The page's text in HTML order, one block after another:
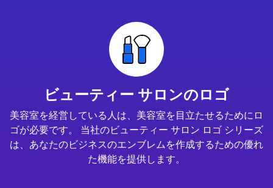
ビューティー サロンのロゴ
美容室を経営している人は、美容室を目立たせるためにロ
ゴが必要です。 当社のビューティー サロン ロゴ シリーズ
は、あなたのビジネスのエンブレムを作成するための優れ
た機能を提供します。